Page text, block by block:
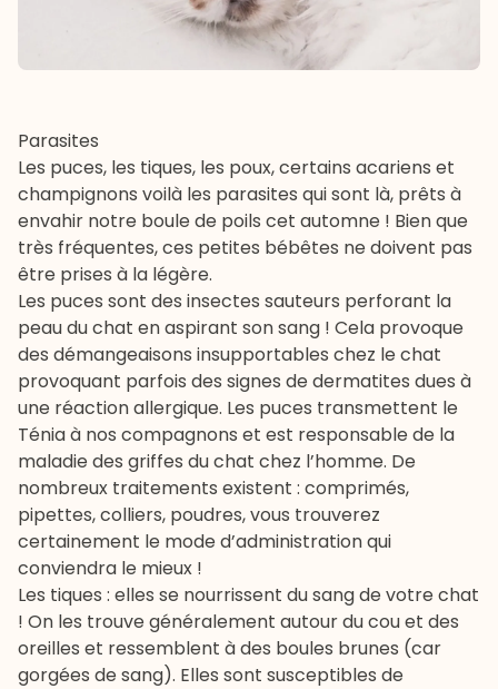
Parasites
Les puces, les tiques, les poux, certains acariens et
champignons voilà les parasites qui sont là, prêts à
envahir notre boule de poils cet automne ! Bien que
très fréquentes, ces petites bébêtes ne doivent pas
être prises à la légère.
Les puces sont des insectes sauteurs perforant la
peau du chat en aspirant son sang ! Cela provoque
des démangeaisons insupportables chez le chat
provoquant parfois des signes de dermatites dues à
une réaction allergique. Les puces transmettent le
Ténia à nos compagnons et est responsable de la
maladie des griffes du chat chez l’homme. De
nombreux traitements existent : comprimés,
pipettes, colliers, poudres, vous trouverez
certainement le mode d’administration qui
conviendra le mieux !
Les tiques : elles se nourrissent du sang de votre chat
! On les trouve généralement autour du cou et des
oreilles et ressemblent à des boules brunes (car
gorgées de sang). Elles sont susceptibles de